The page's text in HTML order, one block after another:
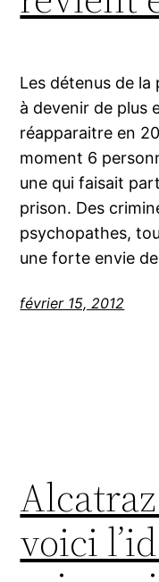
Les détenus de
à devenir de plus
réapparaitre en
moment 6
une qui faisait
prison. Des
psychopathes,
une forte envie
février 15, 2012
voici